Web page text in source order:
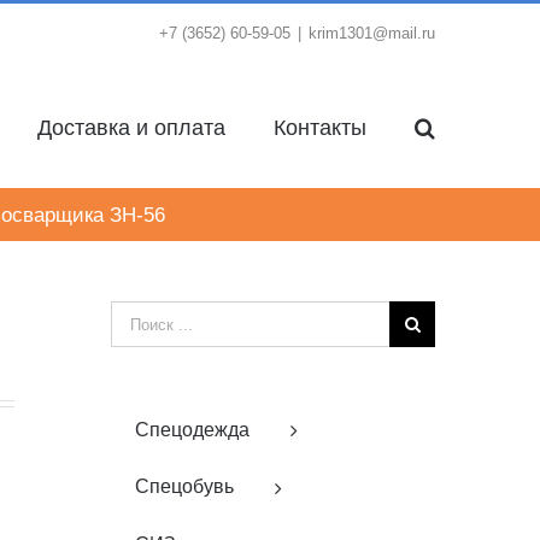
+7 (3652) 60-59-05 krim1301@mail.ru
Доставка и оплата Контакты
ЗН-56
Результат
поиска:
Спецодежда
Спецобувь